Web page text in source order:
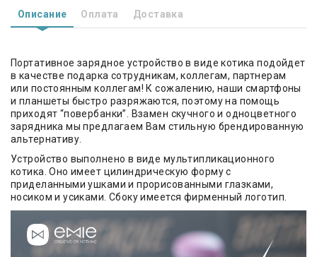
Описание Оплата Доставка
Портативное зарядное устройство в виде котика подойдет
в качестве подарка сотрудникам, коллегам, партнерам
или постоянным коллегам! К сожалению, наши смартфоны
и планшеты быстро разряжаются, поэтому на помощь
приходят “повербанки”. Взамен скучного и одноцветного
зарядника мы предлагаем Вам стильную брендированную
альтернативу.
Устройство выполнено в виде мультипликационного
котика. Оно имеет цилиндрическую форму с
приделанными ушками и прорисованными глазками,
носиком и усиками. Сбоку имеется фирменный логотип.